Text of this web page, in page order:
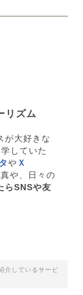
リズム
が大好きな
していた
や Ｘ
や、日々の
らSNSや友
介しているサービ